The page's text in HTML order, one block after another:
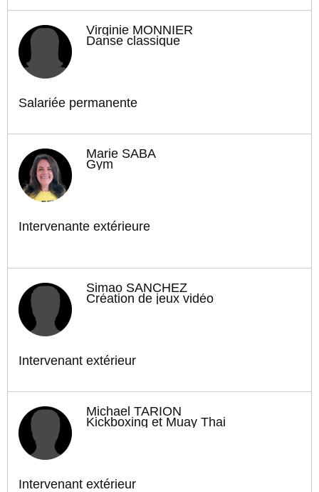
Virginie MONNIER
Danse classique
Salariée permanente
Marie SABA
Gym
Intervenante extérieure
Simao SANCHEZ
Création de jeux vidéo
Intervenant extérieur
Michael TARION
Kickboxing et Muay Thai
Intervenant extérieur